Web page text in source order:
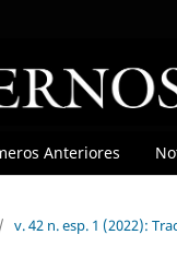
Anteriores
/ v. 42 n. esp. 1 (2022):